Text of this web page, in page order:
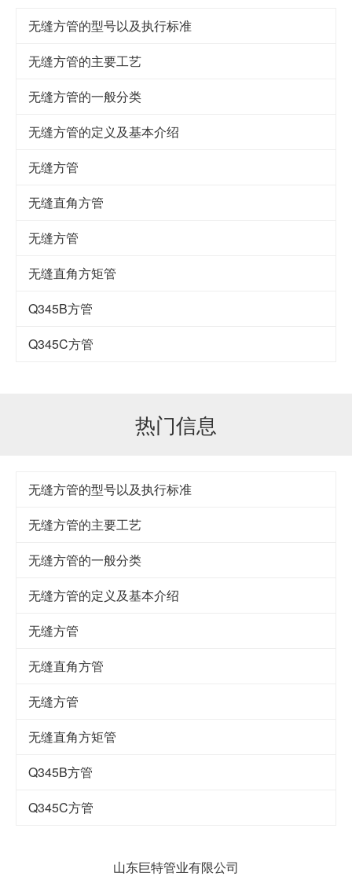
无缝方管的型号以及执行标准
无缝方管的主要工艺
无缝方管的一般分类
无缝方管的定义及基本介绍
无缝方管
无缝直角方管
无缝方管
无缝直角方矩管
Q345B方管
Q345C方管
热门信息
无缝方管的型号以及执行标准
无缝方管的主要工艺
无缝方管的一般分类
无缝方管的定义及基本介绍
无缝方管
无缝直角方管
无缝方管
无缝直角方矩管
Q345B方管
Q345C方管
山东巨特管业有限公司